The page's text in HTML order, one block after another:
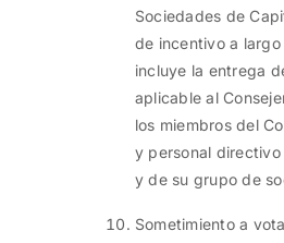
Sociedades de
de incentivo a
incluye la entrega
aplicable al
los miembros del
y personal
y de su grupo de
Sometimiento a